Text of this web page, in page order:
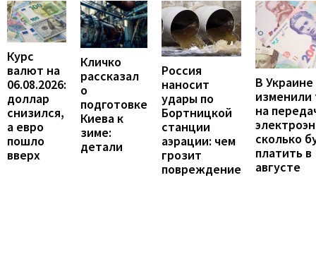
Курс
валют на
06.08.2026:
доллар
снизился,
а евро
пошло
вверх
Кличко
рассказал
о
подготовке
Киева к
зиме:
детали
Россия
наносит
удары по
Бортницкой
станции
аэрации: чем
грозит
повреждение
В Украине
на
сколько
платить в
августе